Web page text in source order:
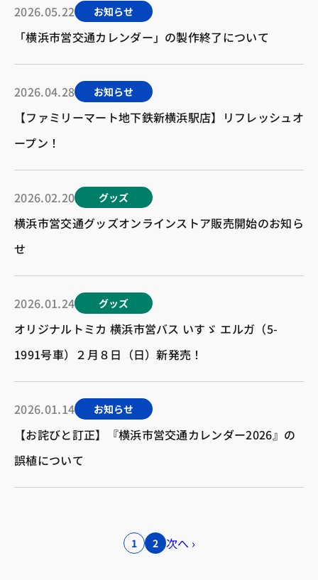
2026.05.22 お知らせ
「横浜市営交通カレンダー」の製作終了について
2026.04.28 お知らせ
【ファミリーマート地下鉄新横浜駅店】リフレッシュオ
ープン！
2026.02.20 グッズ
横浜市営交通グッズオンラインストア販売開始のお知ら
せ
2026.01.24 グッズ
オリジナルトミカ 横浜市営バス いすゞ エルガ（5-
1991号車）２月８日（日）新発売！
2026.01.14 お知らせ
【お詫びと訂正】『横浜市営交通カレンダー2026』の
誤植について
1 2 次へ ›